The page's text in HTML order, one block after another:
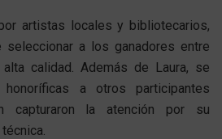
artistas locales y bibliotecarios,
a los ganadores entre
calidad. Además de Laura, se
honoríficas a otros participantes
capturaron la atención por su